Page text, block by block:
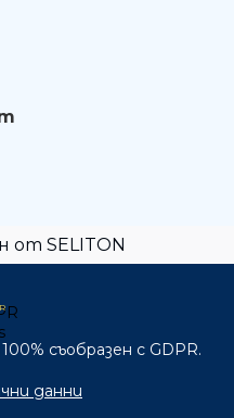
от SELITON
съобразен с GDPR.
данни